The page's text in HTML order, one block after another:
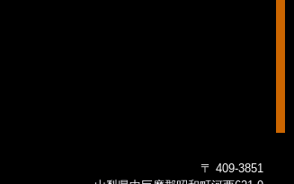
〒 409-3851